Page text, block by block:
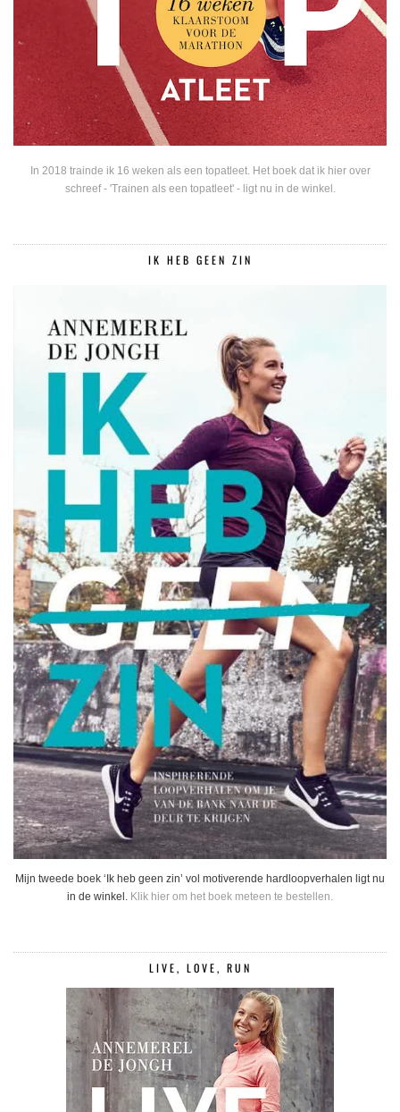
In 2018 trainde ik 16 weken als een topatleet. Het boek dat ik hier over
schreef - 'Trainen als een topatleet' - ligt nu in de winkel.
IK HEB GEEN ZIN
Mijn tweede boek ‘Ik heb geen zin’ vol motiverende hardloopverhalen ligt nu
in de winkel. Klik hier om het boek meteen te bestellen.
LIVE, LOVE, RUN